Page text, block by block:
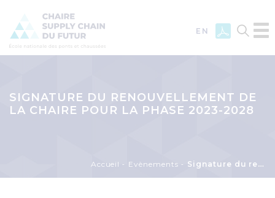
contenu
principal
EN
SIGNATURE DU RENOUVELLEMENT DE
LA CHAIRE POUR LA PHASE 2023-2028
d'Ariane
Accueil Evènements Signature du renouvellement de la Chaire pour la Phase 2023-2028